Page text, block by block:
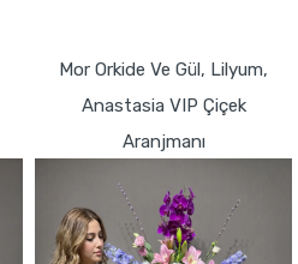
Mor Orkide Ve Gül, Lilyum,
Anastasia VIP Çiçek
Aranjmanı